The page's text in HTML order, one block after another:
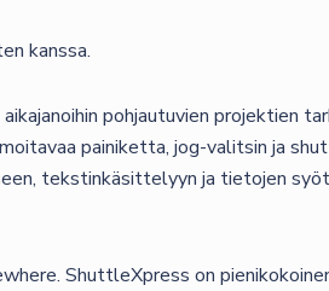
kanssa.
pohjautuvien projektien
painiketta, jog-valitsin ja
tekstinkäsittelyyn ja tietojen
ShuttleXpress on